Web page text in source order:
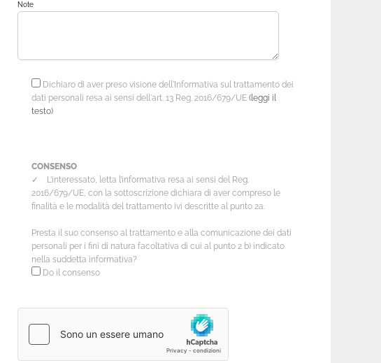
Note
Dichiaro di aver preso visione dell'Informativa sul trattamento dei
dati personali resa ai sensi dell'art. 13 Reg. 2016/679/UE (leggi il
testo)
CONSENSO
✓ L’interessato, letta l’informativa resa ai sensi del Reg.
2016/679/UE, con la sottoscrizione dichiara di aver compreso le
finalità e le modalità del trattamento ivi descritte al punto 2a.
Presta il suo consenso al trattamento e alla comunicazione dei dati
personali per i fini di natura facoltativa di cui al punto 2 b) indicato
nella suddetta informativa?
Do il consenso